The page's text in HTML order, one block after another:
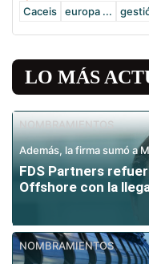
Caceis
europa ...
LO MÁS
NOMBRAMIENTOS
Además, la firma sumó a
FDS Partners
Offshore con la
NOMBRAMIENTOS